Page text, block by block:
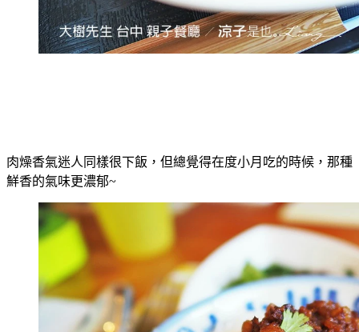
肉燥香氣迷人同樣很下飯，但總覺得在度小月吃的時候，那種
鮮香的氣味更濃郁~